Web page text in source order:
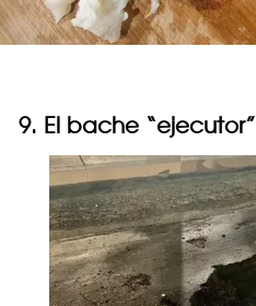
9. El bache “ejecutor”